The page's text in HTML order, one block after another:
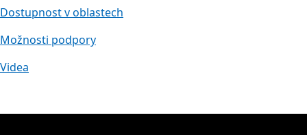
Dostupnost v oblastech
Možnosti podpory
Videa